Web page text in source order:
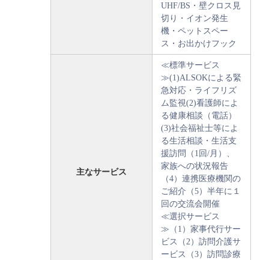
UHF/BS・壁クロス見
切り・イオン発生
機・ペットスペー
ス・お出かけフック
主なサービス
≪標準サービス
≫(1)ALSOKによる緊
急対応・ライフリズ
ム監視(2)看護師によ
る健康相談（電話）
(3)社会福祉士等によ
る生活相談・生活支
援訪問（1回/月）、
家族への状況報告
（4）連携医療機関の
ご紹介（5）半年に１
回の交流会開催
≪選択サービス
≫（1）家事代行サー
ビス（2）訪問介護サ
ービス（3）訪問診療